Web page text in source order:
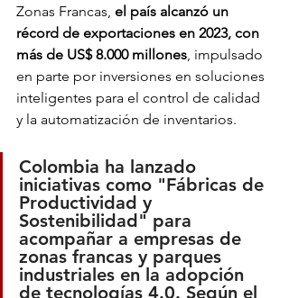
Zonas Francas, el país alcanzó un
récord de exportaciones en 2023, con
más de US$ 8.000 millones, impulsado
en parte por inversiones en soluciones
inteligentes para el control de calidad
y la automatización de inventarios.
Colombia ha lanzado
iniciativas como "Fábricas de
Productividad y
Sostenibilidad" para
acompañar a empresas de
zonas francas y parques
industriales en la adopción
de tecnologías 4.0. Según el